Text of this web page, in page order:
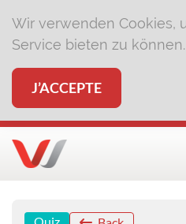
Wir verwenden Cookies,
Service bieten zu können.
J’ACCEPTE